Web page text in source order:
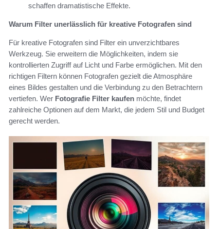
schaffen dramatistische Effekte.
Warum Filter unerlässlich für kreative Fotografen sind
Für kreative Fotografen sind Filter ein unverzichtbares
Werkzeug. Sie erweitern die Möglichkeiten, indem sie
kontrollierten Zugriff auf Licht und Farbe ermöglichen. Mit den
richtigen Filtern können Fotografen gezielt die Atmosphäre
eines Bildes gestalten und die Verbindung zu den Betrachtern
vertiefen. Wer Fotografie Filter kaufen möchte, findet
zahlreiche Optionen auf dem Markt, die jedem Stil und Budget
gerecht werden.